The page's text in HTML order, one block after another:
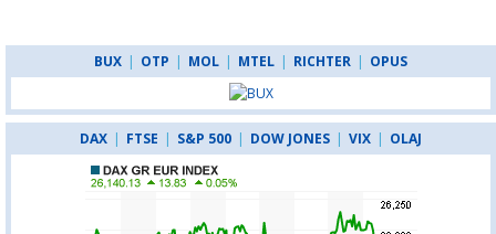
BUX | OTP | MOL | MTEL | RICHTER | OPUS
DAX | FTSE | S&P 500 | DOW JONES | VIX | OLAJ